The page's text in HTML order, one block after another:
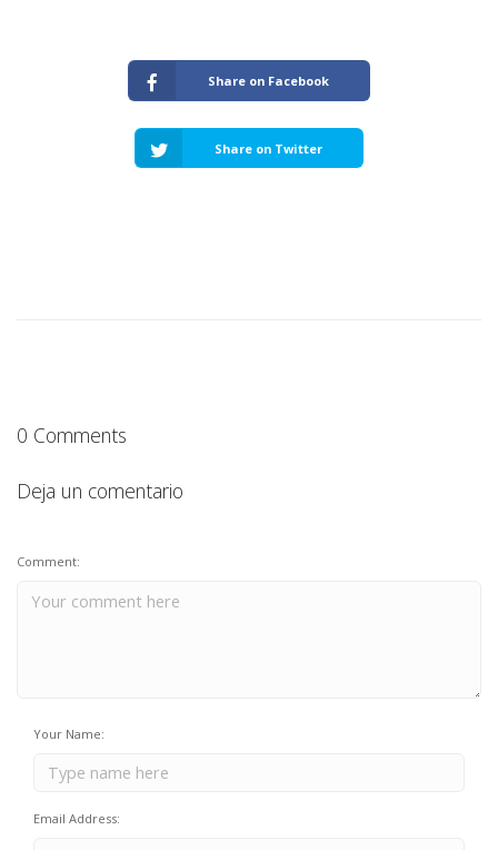
Share on Facebook
Share on Twitter
0 Comments
Deja un comentario
Comment:
Your Name:
Email Address: